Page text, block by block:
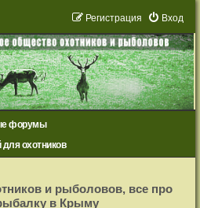
Вход
Регистрация
форумы
охотников
и рыболовов, все про
в Крыму